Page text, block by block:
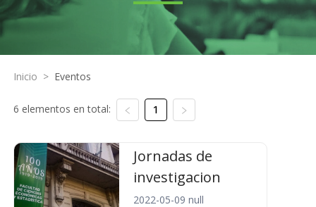
Inicio > Eventos
6 elementos en total: 1
Jornadas de
investigacion
2022-05-09 null